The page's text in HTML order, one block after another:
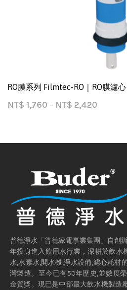
RO膜系列 Filmtec-RO｜RO膜濾
NT$ 1,760 – NT$ 2,420
普德淨水「普德家電事業集團」自創
年投身進入飲用水行業，深耕於飲水
水,水素水,開水機,淨水設備,濾心耗材
灣製造。至今已有50年歷史,並數度
金質獎。現已是中部最大飲水機製造